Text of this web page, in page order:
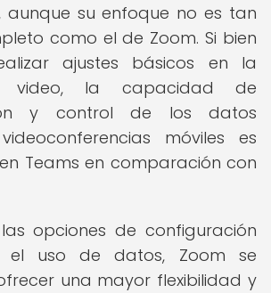
aunque su enfoque no es tan
como el de Zoom. Si bien
ajustes básicos en la
video, la capacidad de
y control de los datos
móviles es
Teams en comparación con
opciones de configuración
el uso de datos, Zoom se
una mayor flexibilidad y